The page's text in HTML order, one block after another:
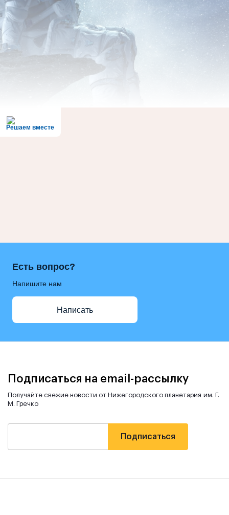
Решаем вместе
Есть вопрос?
Напишите нам
Написать
Подписаться на email-рассылку
Получайте свежие новости от Нижегородского планетария им. Г.
М. Гречко